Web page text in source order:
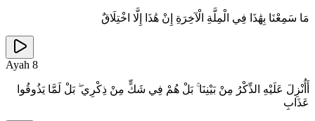
مَا سَمِعْنَا بِهَٰذَا فِي الْمِلَّةِ الْآخِرَةِ إِنْ هَٰذَا إِلَّا اخْتِلَاقٌ
Ayah 8
أَأُنْزِلَ عَلَيْهِ الذِّكْرُ مِنْ بَيْنِنَا ۚ بَلْ هُمْ فِي شَكٍّ مِنْ ذِكْرِي ۖ بَلْ لَمَّا يَذُوقُوا
عَذَابِ